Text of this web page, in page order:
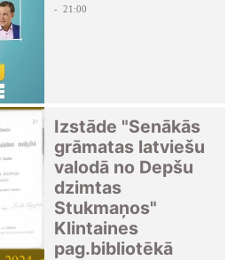
- 21:00
Izstāde "Senākās
grāmatas latviešu
valodā no Depšu
dzimtas
Stukmaņos"
Klintaines
pag.bibliotēkā